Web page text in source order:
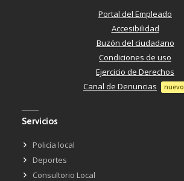
Portal del Empleado
Accesibilidad
Buzón del ciudadano
Condiciones de uso
Ejercicio de Derechos
Canal de Denuncias
nuevo
Servicios
Policía local
Deportes
Consultorio Local